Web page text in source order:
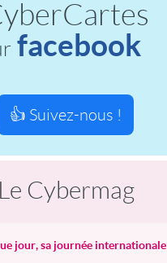
facebook
👍 Suivez-nous !
Le Cybermag
jour, sa journée internationale